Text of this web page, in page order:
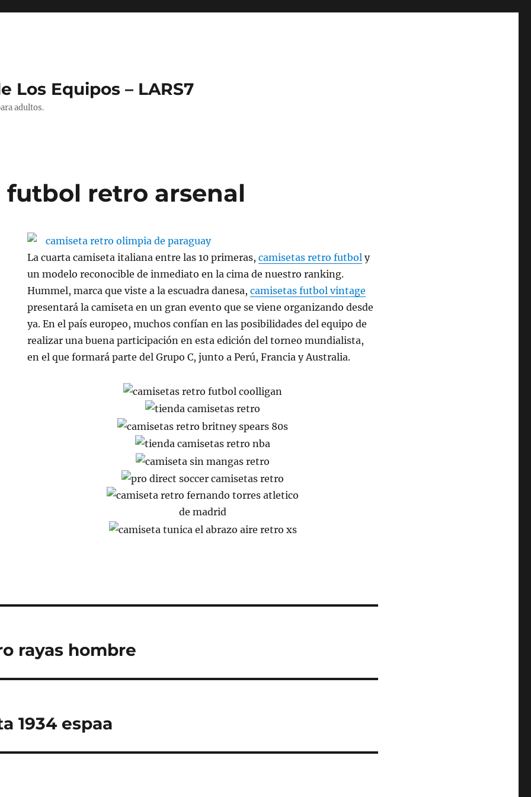
Los Equipos – LARS7
adultos.
futbol retro arsenal
La cuarta camiseta italiana entre las 10 primeras,camisetas retro futbol y
un modelo reconocible de inmediato en la cima de nuestro ranking.
Hummel, marca que viste a la escuadra danesa,camisetas futbol vintage
presentará la camiseta en un gran evento que se viene organizando desde
ya. En el país europeo, muchos confían en las posibilidades del equipo de
realizar una buena participación en esta edición del torneo mundialista,
en el que formará parte del Grupo C, junto a Perú, Francia y Australia.
rayas hombre
1934 espaa